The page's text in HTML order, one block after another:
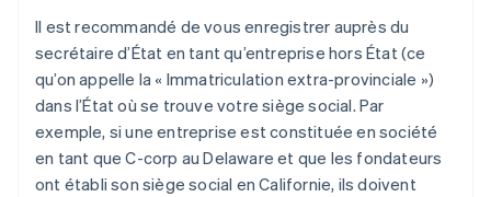
Il est recommandé de vous enregistrer auprès du
secrétaire d’État en tant qu’entreprise hors État (ce
qu’on appelle la « Immatriculation extra-provinciale »)
dans l’État où se trouve votre siège social. Par
exemple, si une entreprise est constituée en société
en tant que C-corp au Delaware et que les fondateurs
ont établi son siège social en Californie, ils doivent